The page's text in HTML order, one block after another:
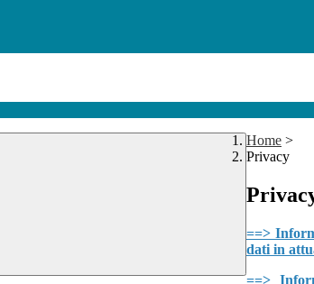
Home >
Privacy
==>
dati in
==>